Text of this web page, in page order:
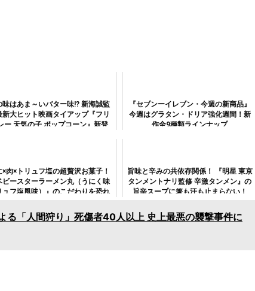
味はあま～いバター味!? 新海誠監
新大ヒット映画タイアップ『フリ
ー 天気の子 ポップコーン』新登
『セブンーイレブン・今週の新商品』
今週はグラタン・ドリア強化週間！新
作全9種類ラインナップ
×肉×トリュフ塩の超贅沢お菓子！
ビースターラーメン丸（うにく味
ュフ塩風味）』のこだわりを恐れ
旨味と辛みの共依存関係！ 『明星 東京
タンメントナリ監修 辛激タンメン』の
旨辛スープに箸も汗も止まらない！
る「人間狩り」死傷者40人以上 史上最悪の襲撃事件に